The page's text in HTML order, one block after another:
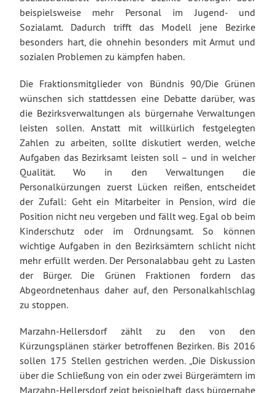
beispielsweise mehr Personal im Jugend- und
Sozialamt. Dadurch trifft das Modell jene Bezirke
besonders hart, die ohnehin besonders mit Armut und
sozialen Problemen zu kämpfen haben.
Die Fraktionsmitglieder von Bündnis 90/Die Grünen
wünschen sich stattdessen eine Debatte darüber, was
die Bezirksverwaltungen als bürgernahe Verwaltungen
leisten sollen. Anstatt mit willkürlich festgelegten
Zahlen zu arbeiten, sollte diskutiert werden, welche
Aufgaben das Bezirksamt leisten soll – und in welcher
Qualität. Wo in den Verwaltungen die
Personalkürzungen zuerst Lücken reißen, entscheidet
der Zufall: Geht ein Mitarbeiter in Pension, wird die
Position nicht neu vergeben und fällt weg. Egal ob beim
Kinderschutz oder im Ordnungsamt. So können
wichtige Aufgaben in den Bezirksämtern schlicht nicht
mehr erfüllt werden. Der Personalabbau geht zu Lasten
der Bürger. Die Grünen Fraktionen fordern das
Abgeordnetenhaus daher auf, den Personalkahlschlag
zu stoppen.
Marzahn-Hellersdorf zählt zu den von den
Kürzungsplänen stärker betroffenen Bezirken. Bis 2016
sollen 175 Stellen gestrichen werden. „Die Diskussion
über die Schließung von ein oder zwei Bürgerämtern im
Marzahn-Hellersdorf zeigt beispielhaft, dass bürgernahe